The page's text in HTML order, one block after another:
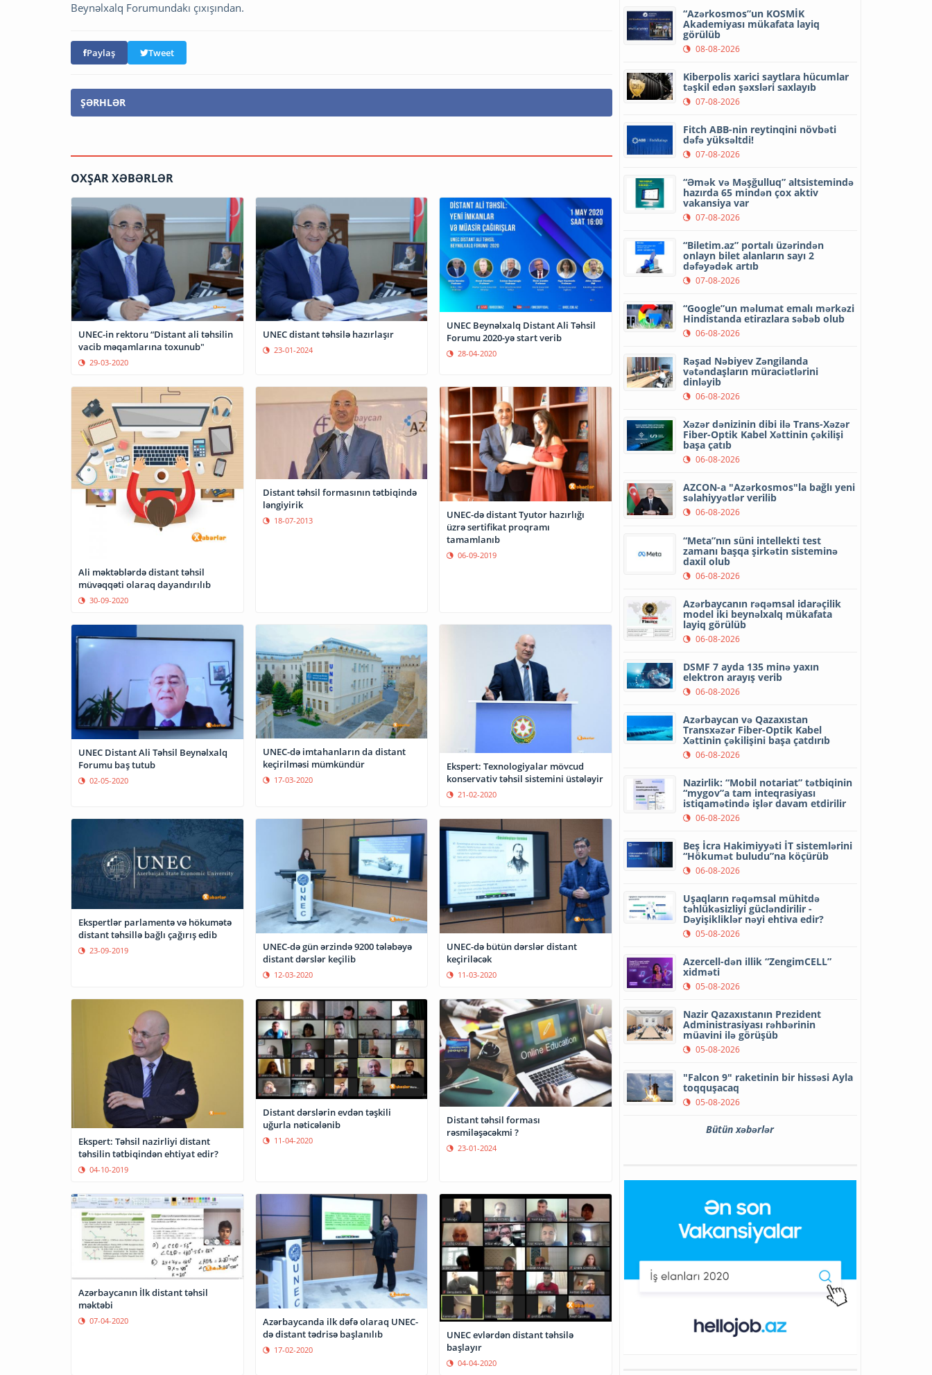
Beynəlxalq Forumundakı çıxışından.
Paylaş Tweet
ŞƏRHLƏR
OXŞAR XƏBƏRLƏR
UNEC-in rektoru “Distant ali təhsilin
vacib məqamlarına toxunub"
29-03-2020
UNEC distant təhsilə hazırlaşır
23-01-2024
UNEC Beynəlxalq Distant Ali Təhsil
Forumu 2020-yə start verib
28-04-2020
Ali məktəblərdə distant təhsil
müvəqqəti olaraq dayandırılıb
30-09-2020
Distant təhsil formasının tətbiqində
ləngiyirik
18-07-2013
UNEC-də distant Tyutor hazırlığı
üzrə sertifikat proqramı
tamamlanıb
06-09-2019
UNEC Distant Ali Təhsil Beynəlxalq
Forumu baş tutub
02-05-2020
UNEC-də imtahanların da distant
keçirilməsi mümkündür
17-03-2020
Ekspert: Texnologiyalar mövcud
konservativ təhsil sistemini üstələyir
21-02-2020
Ekspertlər parlamentə və hökumətə
distant təhsillə bağlı çağırış edib
23-09-2019
UNEC-də gün ərzində 9200 tələbəyə
distant dərslər keçilib
12-03-2020
UNEC-də bütün dərslər distant
keçiriləcək
11-03-2020
Ekspert: Təhsil nazirliyi distant
təhsilin tətbiqindən ehtiyat edir?
04-10-2019
Distant dərslərin evdən təşkili
uğurla nəticələnib
11-04-2020
Distant təhsil forması
rəsmiləşəcəkmi ?
23-01-2024
Azərbaycanın İlk distant təhsil
məktəbi
07-04-2020
Azərbaycanda ilk dəfə olaraq UNEC-
də distant tədrisə başlanılıb
17-02-2020
UNEC evlərdən distant təhsilə
başlayır
04-04-2020
“Azərkosmos”un KOSMİK
Akademiyası mükafata layiq
görülüb
08-08-2026
Kiberpolis xarici saytlara hücumlar
təşkil edən şəxsləri saxlayıb
07-08-2026
Fitch ABB-nin reytinqini növbəti
dəfə yüksəltdi!
07-08-2026
“Əmək və Məşğulluq” altsistemində
hazırda 65 mindən çox aktiv
vakansiya var
07-08-2026
“Biletim.az” portalı üzərindən
onlayn bilet alanların sayı 2
dəfəyədək artıb
07-08-2026
“Google”un məlumat emalı mərkəzi
Hindistanda etirazlara səbəb olub
06-08-2026
Rəşad Nəbiyev Zəngilanda
vətəndaşların müraciətlərini
dinləyib
06-08-2026
Xəzər dənizinin dibi ilə Trans-Xəzər
Fiber-Optik Kabel Xəttinin çəkilişi
başa çatıb
06-08-2026
AZCON-a "Azərkosmos"la bağlı yeni
səlahiyyətlər verilib
06-08-2026
“Meta”nın süni intellekti test
zamanı başqa şirkətin sisteminə
daxil olub
06-08-2026
Azərbaycanın rəqəmsal idarəçilik
model iki beynəlxalq mükafata
layiq görülüb
06-08-2026
DSMF 7 ayda 135 minə yaxın
elektron arayış verib
06-08-2026
Azərbaycan və Qazaxıstan
Transxəzər Fiber-Optik Kabel
Xəttinin çəkilişini başa çatdırıb
06-08-2026
Nazirlik: “Mobil notariat” tətbiqinin
“mygov”a tam inteqrasiyası
istiqamətində işlər davam etdirilir
06-08-2026
Beş İcra Hakimiyyəti İT sistemlərini
“Hökumət buludu”na köçürüb
06-08-2026
Uşaqların rəqəmsal mühitdə
təhlükəsizliyi gücləndirilir -
Dəyişikliklər nəyi ehtiva edir?
05-08-2026
Azercell-dən illik “ZengimCELL”
xidməti
05-08-2026
Nazir Qazaxıstanın Prezident
Administrasiyası rəhbərinin
müavini ilə görüşüb
05-08-2026
"Falcon 9" raketinin bir hissəsi Ayla
toqquşacaq
05-08-2026
Bütün xəbərlər